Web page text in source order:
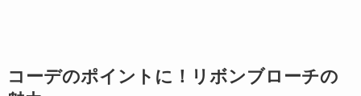
コーデのポイントに！リボンブローチの